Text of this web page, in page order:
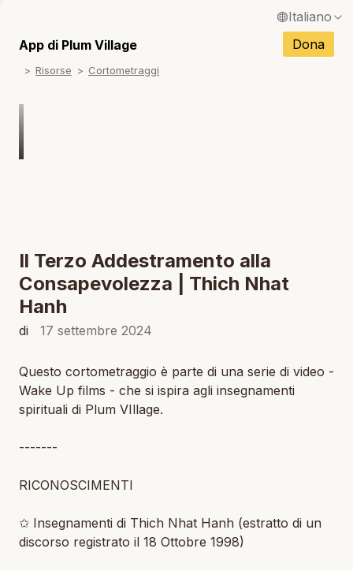
Italiano
App di Plum Village Dona
Risorse Cortometraggi
Il Terzo Addestramento alla
Consapevolezza | Thich Nhat
Hanh
di 17 settembre 2024
Questo cortometraggio è parte di una serie di video -
Wake Up films - che si ispira agli insegnamenti
spirituali di Plum VIllage.
-------
RICONOSCIMENTI
✩ Insegnamenti di Thich Nhat Hanh (estratto di un
discorso registrato il 18 Ottobre 1998)